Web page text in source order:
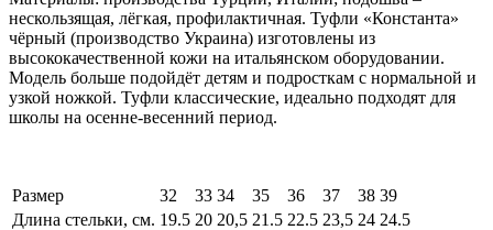
нескользящая, лёгкая, профилактичная. Туфли «Константа»
чёрный (производство Украина) изготовлены из
высококачественной кожи на итальянском оборудовании.
Модель больше подойдёт детям и подросткам с нормальной и
узкой ножкой. Туфли классические, идеально подходят для
школы на осенне-весенний период.
Размер 32 33 34 35 36 37 38 39
Длина стельки, см. 19.5 20 20,5 21.5 22.5 23,5 24 24.5